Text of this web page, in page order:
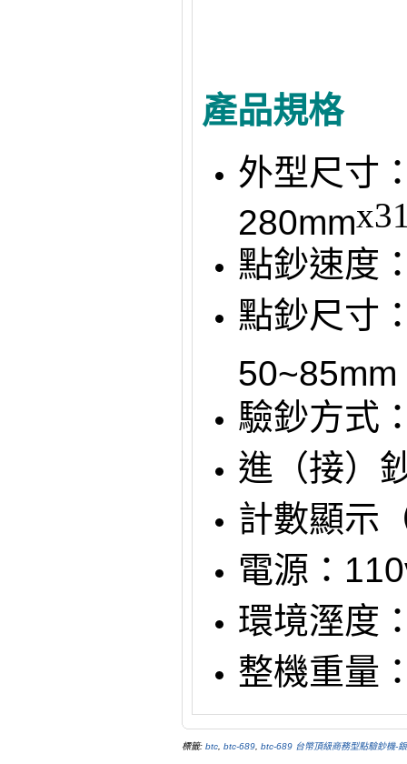
產品規格
外型尺寸
280mm
點鈔速度
點鈔尺寸
驗鈔方式
進（接）
計數顯示
電源：
環境溼度
整機重量
標籤: btc btc-689 btc-689 台幣頂級商務型點驗鈔機-